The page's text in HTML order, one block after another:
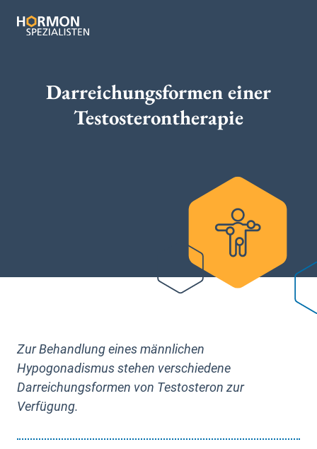
Darreichungsformen einer
Testosterontherapie
Zur Behandlung eines männlichen
Hypogonadismus stehen verschiedene
Darreichungsformen von Testosteron zur
Verfügung.